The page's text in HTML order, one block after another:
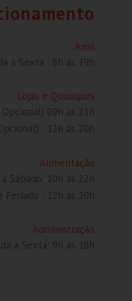
Amil
a Sexta : 8h às 19h
Lojas e Quiosques
09h às 21h
: 12h às 20h
Alimentação
Sábado: 10h às 22h
Feriado : 12h às 20h
Administração
a Sexta: 9h às 18h